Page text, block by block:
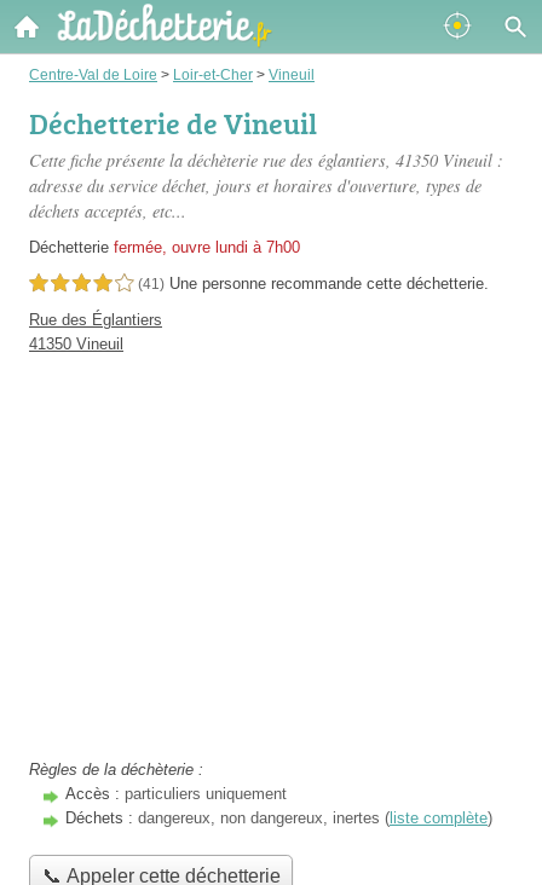
Centre-Val de Loire > Loir-et-Cher > Vineuil
Déchetterie de Vineuil
Cette fiche présente la déchèterie rue des églantiers, 41350 Vineuil :
adresse du service déchet, jours et horaires d'ouverture, types de
déchets acceptés, etc...
Déchetterie fermée, ouvre lundi à 7h00
4,0 étoiles sur 5 (41) Une personne recommande cette déchetterie.
Rue des Églantiers
41350 Vineuil
Règles de la déchèterie :
Accès : particuliers uniquement
Déchets : dangereux, non dangereux, inertes ( liste complète)
📞 Appeler cette déchetterie